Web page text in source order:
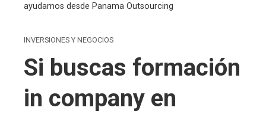
ayudamos desde Panama Outsourcing
INVERSIONES Y NEGOCIOS
Si buscas formación
in company en